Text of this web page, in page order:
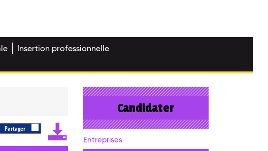
Insertion professionnelle
Partager
Candidater
Entreprises